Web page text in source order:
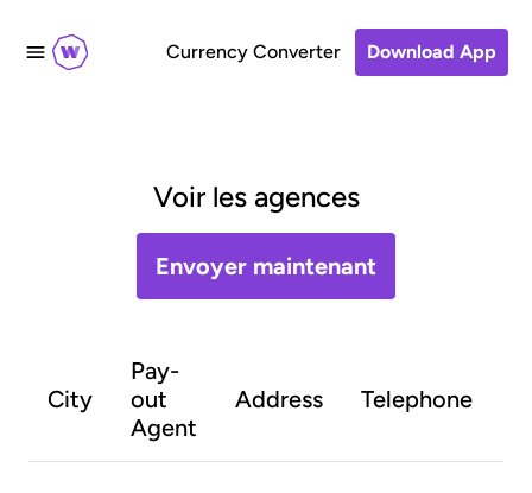
Currency Converter Download App
Voir les agences
Envoyer maintenant
City
Pay-
out
Agent
Address Telephone